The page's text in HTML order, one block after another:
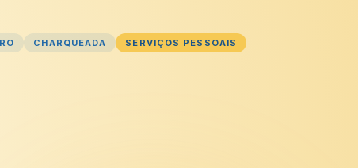
CHARQUEADA
SERVIÇOS PESSOAIS